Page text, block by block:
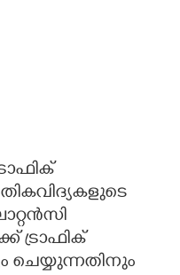
ട്രാഫിക്
ചെയ്യുന്നതിനും